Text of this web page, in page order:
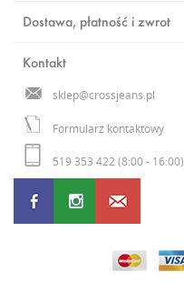
Dostawa, płatność i zwrot
Kontakt
sklep@crossjeans.pl
Formularz kontaktowy
519 353 422 (8:00 - 16:00)